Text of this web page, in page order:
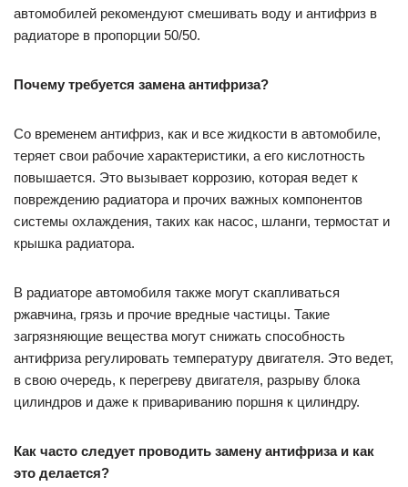
автомобилей рекомендуют смешивать воду и антифриз в
радиаторе в пропорции 50/50.
Почему требуется замена антифриза?
Со временем антифриз, как и все жидкости в автомобиле,
теряет свои рабочие характеристики, а его кислотность
повышается. Это вызывает коррозию, которая ведет к
повреждению радиатора и прочих важных компонентов
системы охлаждения, таких как насос, шланги, термостат и
крышка радиатора.
В радиаторе автомобиля также могут скапливаться
ржавчина, грязь и прочие вредные частицы. Такие
загрязняющие вещества могут снижать способность
антифриза регулировать температуру двигателя. Это ведет,
в свою очередь, к перегреву двигателя, разрыву блока
цилиндров и даже к привариванию поршня к цилиндру.
Как часто следует проводить замену антифриза и как
это делается?